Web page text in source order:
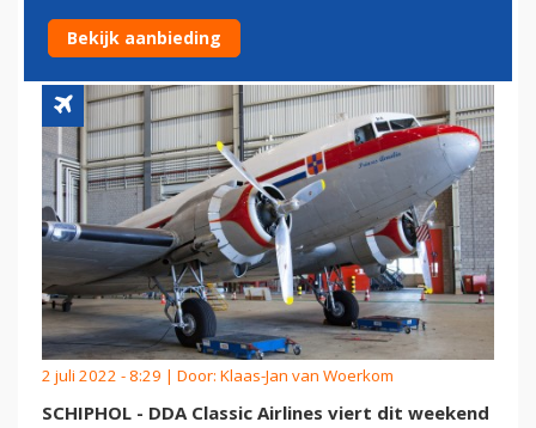
NIET UITGEVLOGEN
2 juli 2022 - 8:29 | Door: Klaas-Jan van Woerkom
SCHIPHOL - DDA Classic Airlines viert dit weekend
Bekijk aanbieding